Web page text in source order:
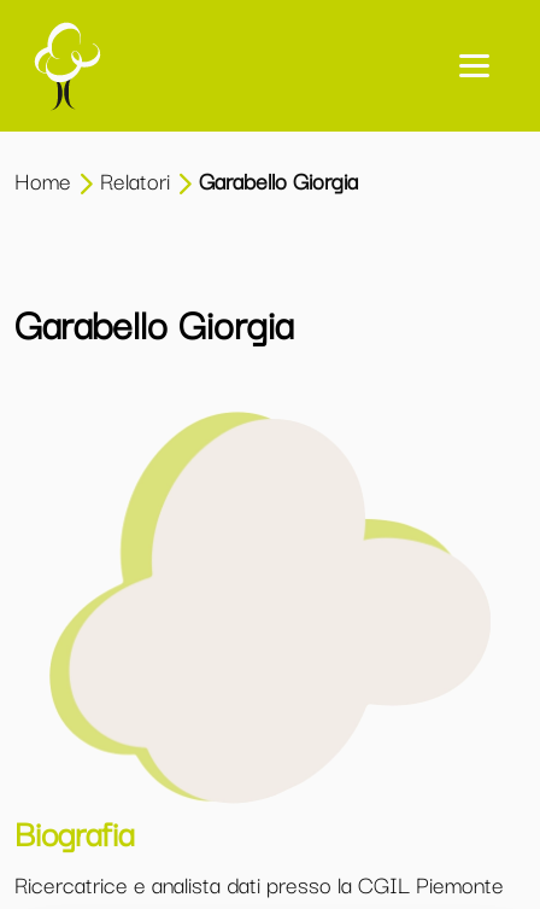
Home Relatori Garabello Giorgia
Garabello Giorgia
Biografia
Ricercatrice e analista dati presso la CGIL Piemonte